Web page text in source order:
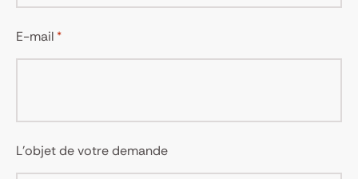
E-mail *
L'objet de votre demande